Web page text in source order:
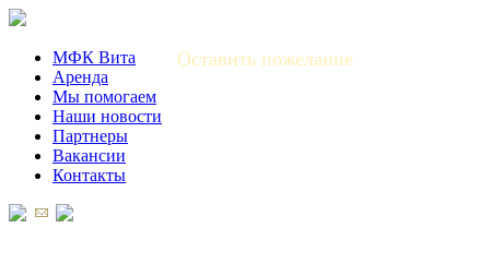
Оставить пожелание
МФК Вита
Аренда
Мы помогаем
Наши новости
Партнеры
Вакансии
Контакты